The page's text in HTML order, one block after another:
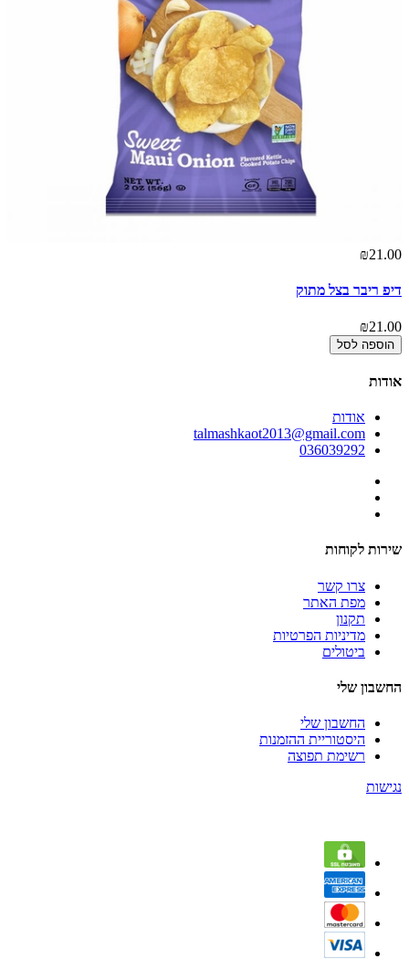
₪21.00
דיפ ריבר בצל מתוק
₪21.00
הוספה לסל
אודות
אודות
talmashkaot2013@gmail.com
036039292
שירות לקוחות
צרו קשר
מפת האתר
תקנון
מדיניות הפרטיות
ביטולים
החשבון שלי
החשבון שלי
היסטוריית ההזמנות
רשימת תפוצה
נגישות